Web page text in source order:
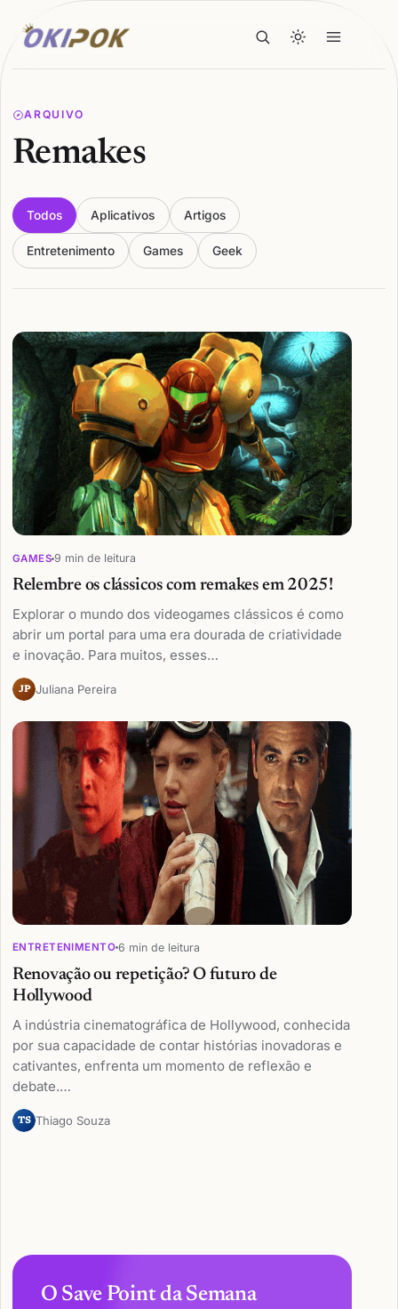
ARQUIVO
Remakes
Todos Aplicativos Artigos
Entretenimento Games Geek
Articles
GAMES 9 min de leitura
Relembre os clássicos com remakes em 2025!
Explorar o mundo dos videogames clássicos é como
abrir um portal para uma era dourada de criatividade
e inovação. Para muitos, esses…
JP Juliana Pereira
ENTRETENIMENTO 6 min de leitura
Renovação ou repetição? O futuro de
Hollywood
A indústria cinematográfica de Hollywood, conhecida
por sua capacidade de contar histórias inovadoras e
cativantes, enfrenta um momento de reflexão e
debate.…
TS Thiago Souza
O Save Point da Semana